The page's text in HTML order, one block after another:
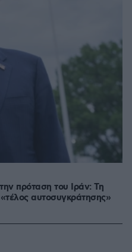
πρόταση του Ιράν: Τη
αυτοσυγκράτησης»